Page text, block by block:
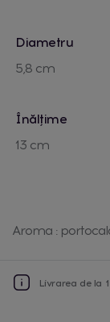
Diametru
5,8 cm
Înălțime
13 cm
Aroma :
Livrarea de la